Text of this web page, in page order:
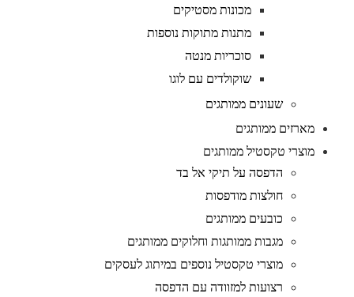
מכונות מסטיקים
מתנות מתוקות נוספות
סוכריות מנטה
שוקולדים עם לוגו
שעונים ממותגים
מארזים ממותגים
מוצרי טקסטיל ממותגים
הדפסה על תיקי אל בד
חולצות מודפסות
כובעים ממותגים
מגבות ממותגות וחלוקים ממותגים
מוצרי טקסטיל נוספים במיתוג לעסקים
רצועות למזוודה עם הדפסה